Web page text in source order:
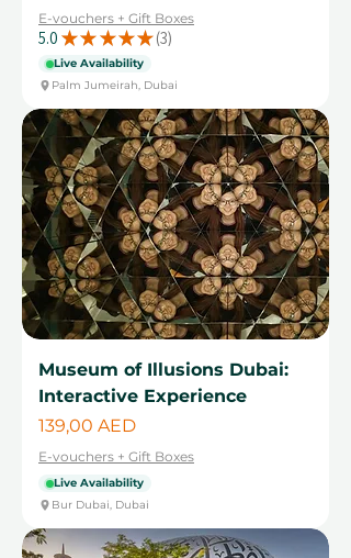
E-vouchers + Gift Boxes
5.0 ★ ★ ★ ★ ★ 3
3
Live Availability
Palm Jumeirah, Dubai
Museum of Illusions Dubai:
Interactive Experience
Cena
139,00 AED
E-vouchers + Gift Boxes
Live Availability
Bur Dubai, Dubai